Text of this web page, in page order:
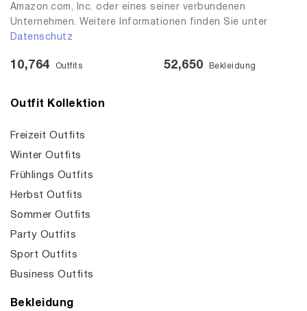
Amazon.com, Inc. oder eines seiner verbundenen
Unternehmen. Weitere Informationen finden Sie unter
Datenschutz
10,764 Outfits 52,650 Bekleidung
Outfit Kollektion
Freizeit Outfits
Winter Outfits
Frühlings Outfits
Herbst Outfits
Sommer Outfits
Party Outfits
Sport Outfits
Business Outfits
Bekleidung